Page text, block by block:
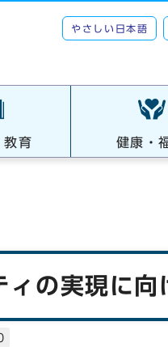
やさしい日本語
教育 健康・
ィの実現に